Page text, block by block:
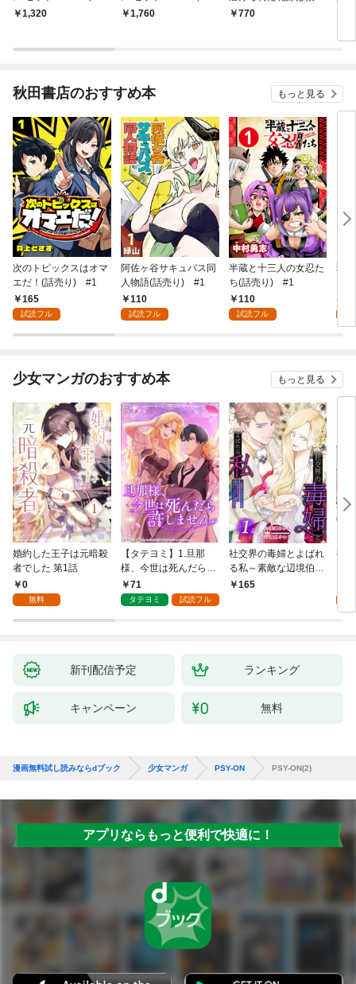
l.865
1,320
l.905
1,760
王と契りをかわす――
770
秋田書店のおすすめ本 もっと見る
次のトピックスはオマ
エだ！(話売り) #1
165
試読フル
阿佐ヶ谷サキュバス同
人物語(話売り) #1
110
試読フル
半蔵と十三人の女忍た
ち(話売り) #1
110
試読フル
弱
少女マンガのおすすめ本 もっと見る
婚約した王子は元暗殺
者でした 第1話
0
無料
【タテヨミ】1.旦那
様、今世は死んだら許
しません
71
タテヨミ 試読フル
社交界の毒婦とよばれ
る私～素敵な辺境伯令
息に腕を折られたの
165
視
新刊配信予定 ランキング
キャンペーン 無料
漫画無料試し読みならdブック 少女マンガ PSY-ON PSY-ON(2)
アプリならもっと便利で快適に！